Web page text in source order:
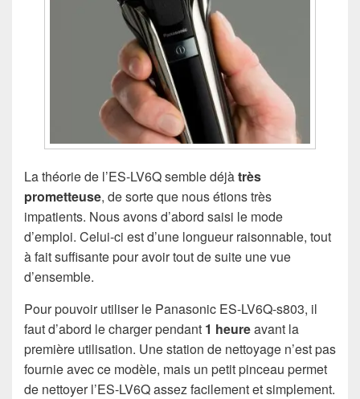
La théorie de l’ES-LV6Q semble déjàtrès
prometteuse, de sorte que nous étions très
impatients. Nous avons d’abord saisi le mode
d’emploi. Celui-ci est d’une longueur raisonnable, tout
à fait suffisante pour avoir tout de suite une vue
d’ensemble.
Pour pouvoir utiliser le Panasonic ES-LV6Q-s803, il
faut d’abord le charger pendant 1 heureavant la
première utilisation. Une station de nettoyage n’est pas
fournie avec ce modèle, mais un petit pinceau permet
de nettoyer l’ES-LV6Q assez facilement et simplement.